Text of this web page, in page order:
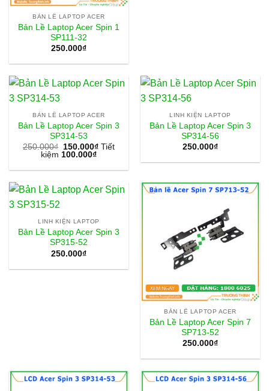
BẢN LỀ LAPTOP ACER
Bản Lề Laptop Acer Spin 1
SP111-32
250.000₫
BẢN LỀ LAPTOP ACER
Bản Lề Laptop Acer Spin 3
SP314-53
250.000₫ 150.000₫ Tiết
kiệm 100.000₫
LINH KIỆN LAPTOP
Bản Lề Laptop Acer Spin 3
SP314-56
250.000₫
LINH KIỆN LAPTOP
Bản Lề Laptop Acer Spin 3
SP315-52
250.000₫
BẢN LỀ LAPTOP ACER
Bản Lề Laptop Acer Spin 7
SP713-52
250.000₫